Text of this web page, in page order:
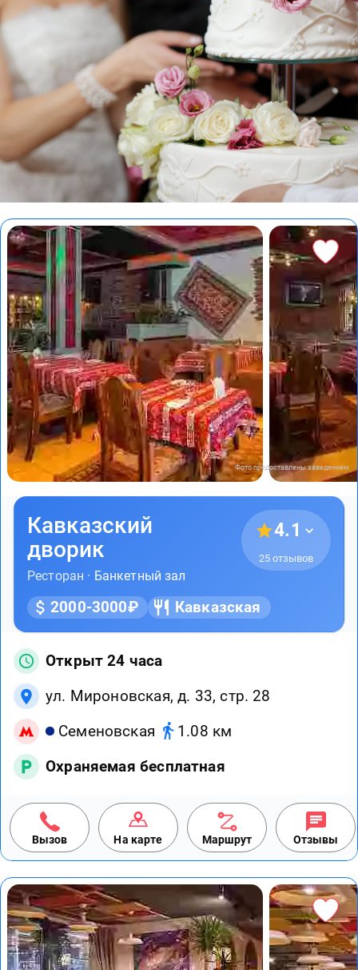
Фото предоставлены заведением
Кавказский
дворик
Ресторан · Банкетный зал
4.1
25 отзывов
2000-3000₽ Кавказская
Открыт 24 часа
ул. Мироновская, д. 33, стр. 28
Семеновская
1.08 км
Охраняемая бесплатная
Вызов На карте Маршрут Отзывы